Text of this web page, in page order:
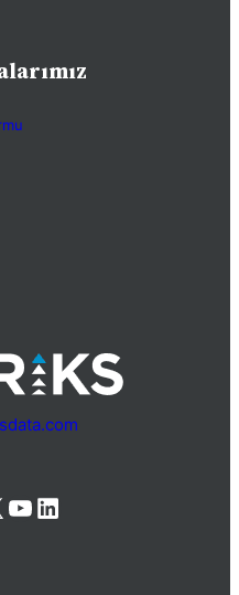
YouTube
LinkedIn